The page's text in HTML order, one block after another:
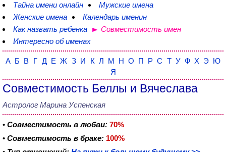
Тайна имени онлайн
Мужские имена
Женские имена
Календарь именин
Как назвать ребенка
Совместимость имен
Интересно об именах
А Б В Г Д Е Ж З И К Л М Н О П Р С Т У Ф Х Э Ю
Я
Совместимость Беллы и Вячеслава
Астролог Марина Успенская
• Совместимость в любви: 70%
• Совместимость в браке: 100%